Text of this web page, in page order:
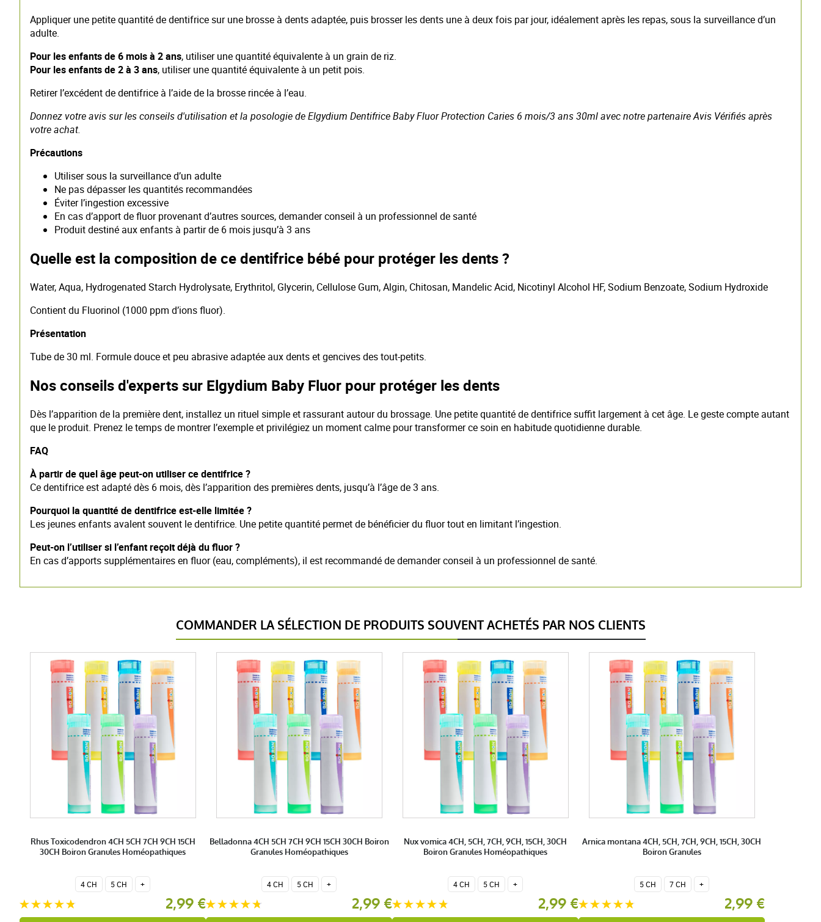
Appliquer une petite quantité de dentifrice sur une brosse à dents adaptée, puis brosser les dents une à deux fois par jour, idéalement après les repas, sous la surveillance d’un
adulte.
Pour les enfants de 6 mois à 2 ans, utiliser une quantité équivalente à un grain de riz.
Pour les enfants de 2 à 3 ans, utiliser une quantité équivalente à un petit pois.
Retirer l’excédent de dentifrice à l’aide de la brosse rincée à l’eau.
Donnez votre avis sur les conseils d'utilisation et la posologie de Elgydium Dentifrice Baby Fluor Protection Caries 6 mois/3 ans 30ml avec notre partenaire Avis Vérifiés après
votre achat.
Précautions
Utiliser sous la surveillance d’un adulte
Ne pas dépasser les quantités recommandées
Éviter l’ingestion excessive
En cas d’apport de fluor provenant d’autres sources, demander conseil à un professionnel de santé
Produit destiné aux enfants à partir de 6 mois jusqu’à 3 ans
Quelle est la composition de ce dentifrice bébé pour protéger les dents ?
Water, Aqua, Hydrogenated Starch Hydrolysate, Erythritol, Glycerin, Cellulose Gum, Algin, Chitosan, Mandelic Acid, Nicotinyl Alcohol HF, Sodium Benzoate, Sodium Hydroxide
Contient du Fluorinol (1000 ppm d’ions fluor).
Présentation
Tube de 30 ml. Formule douce et peu abrasive adaptée aux dents et gencives des tout-petits.
Nos conseils d'experts sur Elgydium Baby Fluor pour protéger les dents
Dès l’apparition de la première dent, installez un rituel simple et rassurant autour du brossage. Une petite quantité de dentifrice suffit largement à cet âge. Le geste compte autant
que le produit. Prenez le temps de montrer l’exemple et privilégiez un moment calme pour transformer ce soin en habitude quotidienne durable.
FAQ
À partir de quel âge peut-on utiliser ce dentifrice ?
Ce dentifrice est adapté dès 6 mois, dès l’apparition des premières dents, jusqu’à l’âge de 3 ans.
Pourquoi la quantité de dentifrice est-elle limitée ?
Les jeunes enfants avalent souvent le dentifrice. Une petite quantité permet de bénéficier du fluor tout en limitant l’ingestion.
Peut-on l’utiliser si l’enfant reçoit déjà du fluor ?
En cas d’apports supplémentaires en fluor (eau, compléments), il est recommandé de demander conseil à un professionnel de santé.
COMMANDER LA SÉLECTION DE PRODUITS SOUVENT ACHETÉS PAR NOS CLIENTS
Rhus Toxicodendron 4CH 5CH 7CH 9CH 15CH
30CH Boiron Granules Homéopathiques
4 CH 5 CH +
2,99 €
Belladonna 4CH 5CH 7CH 9CH 15CH 30CH Boiron
Granules Homéopathiques
4 CH 5 CH +
2,99 €
Nux vomica 4CH, 5CH, 7CH, 9CH, 15CH, 30CH
Boiron Granules Homéopathiques
4 CH 5 CH +
2,99 €
Arnica montana 4CH, 5CH, 7CH, 9CH, 15CH, 30CH
Boiron Granules
5 CH 7 CH +
2,99 €